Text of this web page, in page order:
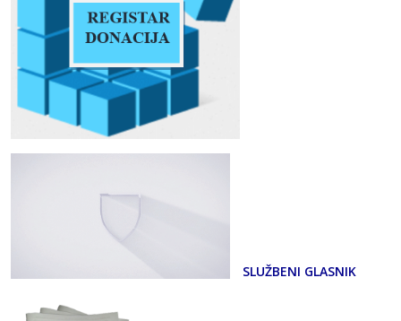
SLUŽBENI GLASNIK